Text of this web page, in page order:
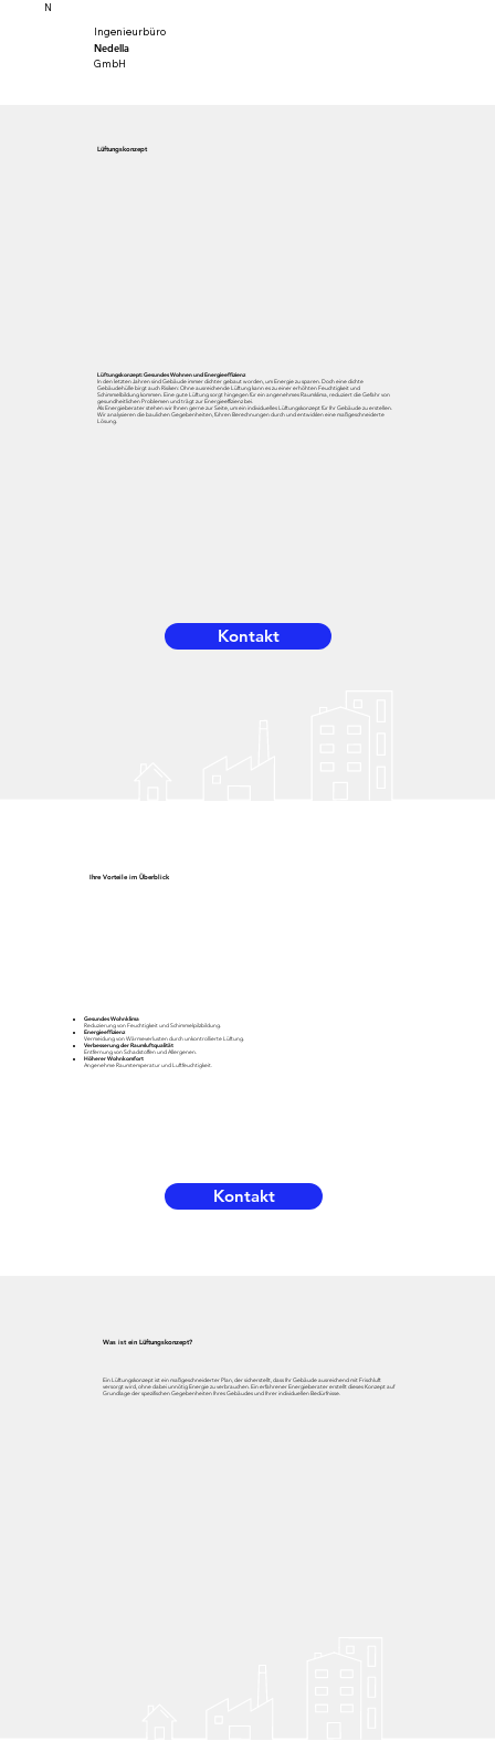
Ingenieurbüro
Nedella
GmbH
N
Lüftungskonzept
Lüftungskonzept: Gesundes Wohnen und Energieeffizienz
In den letzten Jahren sind Gebäude immer dichter gebaut worden, um Energie zu sparen. Doch eine dichte
Gebäudehülle birgt auch Risiken: Ohne ausreichende Lüftung kann es zu einer erhöhten Feuchtigkeit und
Schimmelbildung kommen. Eine gute Lüftung sorgt hingegen für ein angenehmes Raumklima, reduziert die Gefahr von
gesundheitlichen Problemen und trägt zur Energieeffizienz bei.
Als Energieberater stehen wir Ihnen gerne zur Seite, um ein individuelles Lüftungskonzept für Ihr Gebäude zu erstellen.
Wir analysieren die baulichen Gegebenheiten, führen Berechnungen durch und entwicklen eine maßgeschneiderte
Lösung.
Kontakt
Was ist ein Lüftungskonzept?
Ein Lüftungskonzept ist ein maßgeschneiderter Plan, der sicherstellt, dass Ihr Gebäude ausreichend mit Frischluft
versorgt wird, ohne dabei unnötig Energie zu verbrauchen. Ein erfahrener Energieberater erstellt dieses Konzept auf
Grundlage der spezifischen Gegebenheiten Ihres Gebäudes und Ihrer individuellen Bedürfnisse.
Ihre Vorteile im Überblick
Gesundes Wohnklima
Reduzierung von Feuchtigkeit und Schimmelpilzbildung.
Energieeffizienz
Vermeidung von Wärmeverlusten durch unkontrollierte Lüftung.
Verbesserung der Raumluftqualität
Entfernung von Schadstoffen und Allergenen.
Höherer Wohnkomfort
Angenehme Raumtemperatur und Luftfeuchtigkeit.
Kontakt